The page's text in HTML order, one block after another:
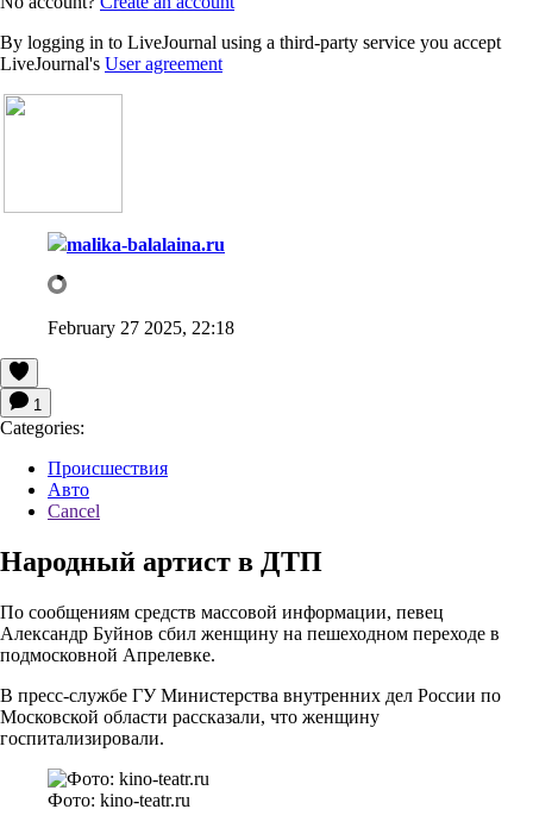
By logging in to LiveJournal using a third-party service you accept
LiveJournal's User agreement
malika-balalaina.ru
February 27 2025, 22:18
1
Categories:
Происшествия
Авто
Cancel
Народный артист в ДТП
По сообщениям средств массовой информации, певец
Александр Буйнов сбил женщину на пешеходном переходе в
подмосковной Апрелевке.
В пресс-службе ГУ Министерства внутренних дел России по
Московской области рассказали, что женщину
госпитализировали.
Фото: kino-teatr.ru